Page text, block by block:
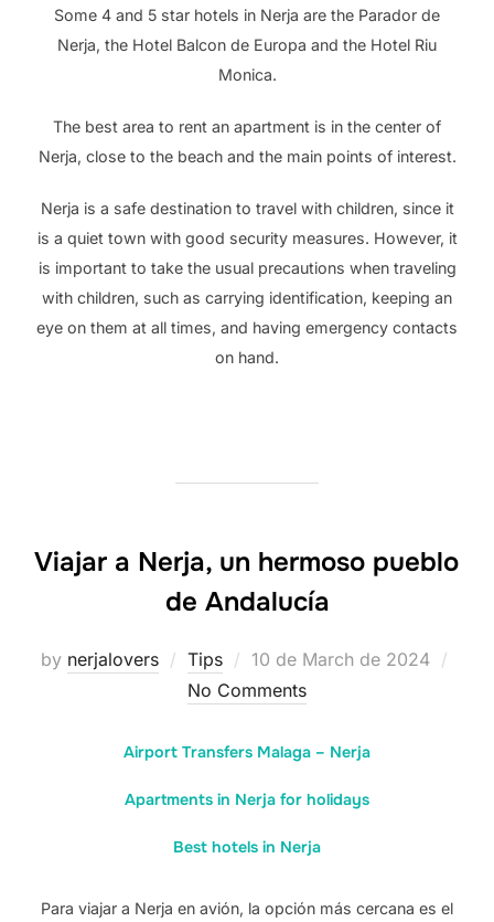
Some 4 and 5 star hotels in Nerja are the Parador de
Nerja, the Hotel Balcon de Europa and the Hotel Riu
Monica.
The best area to rent an apartment is in the center of
Nerja, close to the beach and the main points of interest.
Nerja is a safe destination to travel with children, since it
is a quiet town with good security measures. However, it
is important to take the usual precautions when traveling
with children, such as carrying identification, keeping an
eye on them at all times, and having emergency contacts
on hand.
Viajar a Nerja, un hermoso pueblo
de Andalucía
by nerjalovers Tips
Posted
on
10 de March de 2024
No Comments
Airport Transfers Malaga – Nerja
Apartments in Nerja for holidays
Best hotels in Nerja
Para viajar a Nerja en avión, la opción más cercana es el